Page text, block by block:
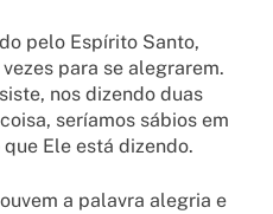
pelo Espírito Santo,
para se alegrarem.
nos dizendo duas
seríamos sábios em
Ele está dizendo.
a palavra alegria e